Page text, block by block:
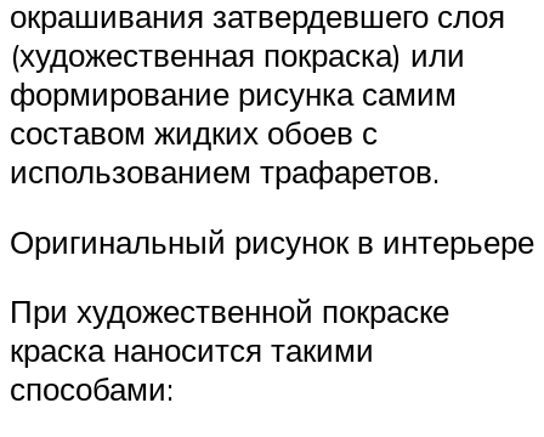
окрашивания затвердевшего слоя
(художественная покраска) или
формирование рисунка самим
составом жидких обоев с
использованием трафаретов.
Оригинальный рисунок в интерьере
При художественной покраске
краска наносится такими
способами: